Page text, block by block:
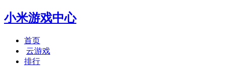
小米游戏中心
首页
云游戏
排行